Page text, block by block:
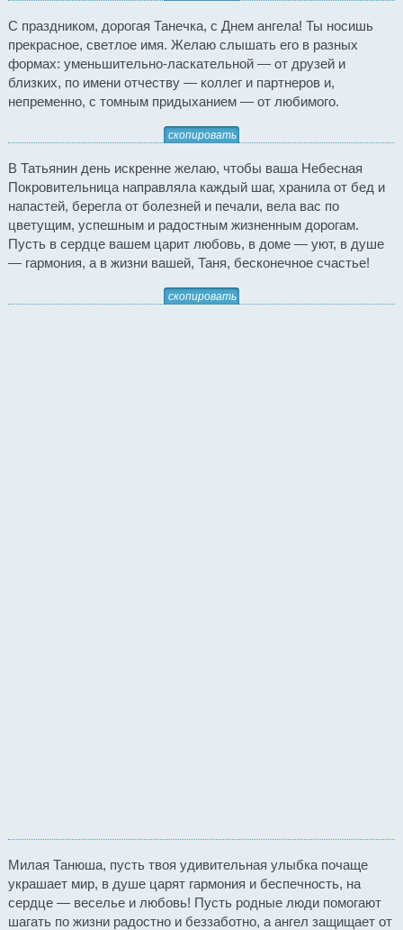
С праздником, дорогая Танечка, с Днем ангела! Ты носишь
прекрасное, светлое имя. Желаю слышать его в разных
формах: уменьшительно-ласкательной — от друзей и
близких, по имени отчеству — коллег и партнеров и,
непременно, с томным придыханием — от любимого.
скопировать
В Татьянин день искренне желаю, чтобы ваша Небесная
Покровительница направляла каждый шаг, хранила от бед и
напастей, берегла от болезней и печали, вела вас по
цветущим, успешным и радостным жизненным дорогам.
Пусть в сердце вашем царит любовь, в доме — уют, в душе
— гармония, а в жизни вашей, Таня, бесконечное счастье!
скопировать
Милая Танюша, пусть твоя удивительная улыбка почаще
украшает мир, в душе царят гармония и беспечность, на
сердце — веселье и любовь! Пусть родные люди помогают
шагать по жизни радостно и беззаботно, а ангел защищает от